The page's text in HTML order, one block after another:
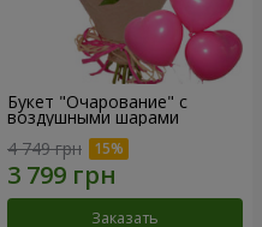
Букет "Очарование" с
воздушными шарами
4 749 грн
Заказать